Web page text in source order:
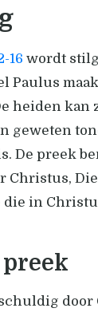
16 wordt
Paulus
heiden
geweten
De preek
Christus,
in